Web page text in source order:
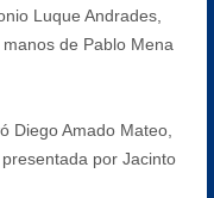
Luque Andrades,
de Pablo Mena
Diego Amado Mateo,
por Jacinto